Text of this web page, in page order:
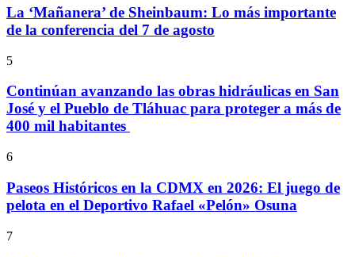
La ‘Mañanera’ de Sheinbaum: Lo más importante
de la conferencia del 7 de agosto
5
Continúan avanzando las obras hidráulicas en San
José y el Pueblo de Tláhuac para proteger a más de
400 mil habitantes
6
Paseos Históricos en la CDMX en 2026: El juego de
pelota en el Deportivo Rafael «Pelón» Osuna
7